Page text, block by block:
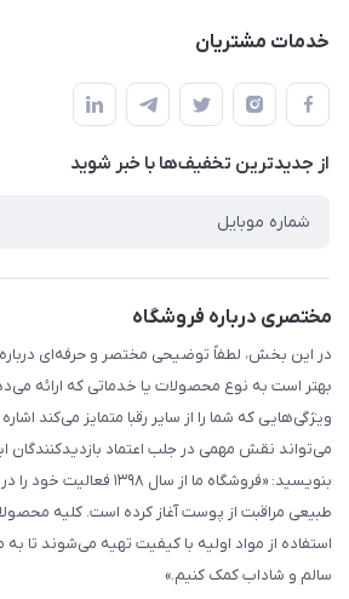
تجاری بین الحرمین - طبقه همکف - پلاک 99a
حساب کاربری
لیست محصولات
درباره ما
خدمات مشتریان
قوانین و مقررات
حریم خصوصی
راهنما
از جدید‌ترین تخفیف‌ها با‌ خبر شوید
مختصری درباره فروشگاه
در این بخش، لطفاً توضیحی مختصر و حرفه‌ای
بهتر است به نوع محصولات یا خدماتی که ارائه
ویژگی‌هایی که شما را از سایر رقبا متمایز می‌کند
می‌تواند نقش مهمی در جلب اعتماد بازدیدکنندگان
بنویسید: «فروشگاه ما از سال
طبیعی مراقبت از پوست آغاز کرده است. کلیه
استفاده از مواد اولیه با کیفیت تهیه می‌شوند تا
سالم و شاداب کمک کنیم.»